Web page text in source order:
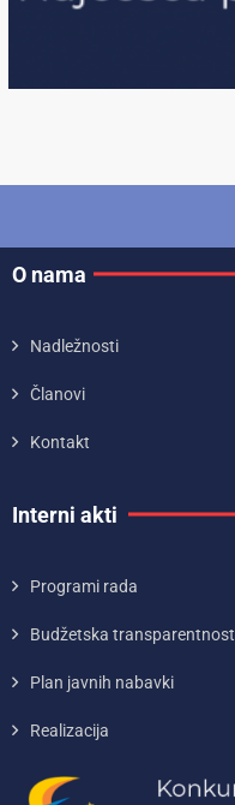
O nama
Nadležnosti
Članovi
Kontakt
Interni akti
Programi rada
Budžetska transparentnost
Plan javnih nabavki
Realizacija